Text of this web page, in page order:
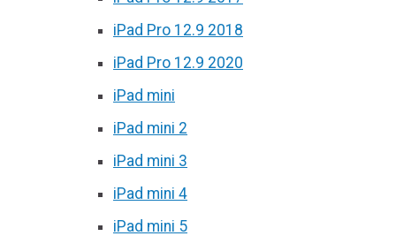
iPad Pro 12.9 2018
iPad Pro 12.9 2020
iPad mini
iPad mini 2
iPad mini 3
iPad mini 4
iPad mini 5